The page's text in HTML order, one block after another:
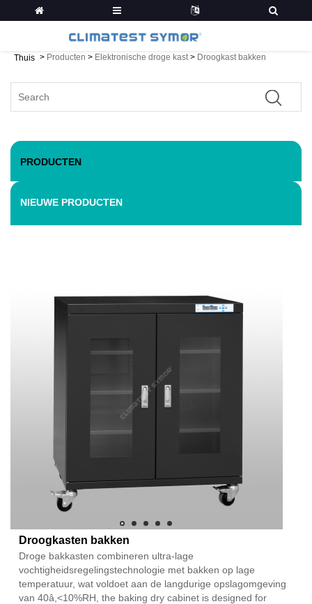
Thuis > Producten > Elektronische droge kast> Droogkast bakken
PRODUCTEN
NIEUWE PRODUCTEN
Droogkasten bakken
Droge bakkasten combineren ultra-lage
vochtigheidsregelingstechnologie met bakken op lage
temperatuur, wat voldoet aan de langdurige opslagomgeving
van 40â,<10%RH, the baking dry cabinet is designed for